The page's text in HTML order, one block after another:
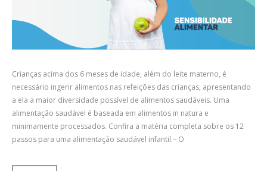
Crianças acima dos 6 meses de idade, além do leite materno, é
necessário ingerir alimentos nas refeições das crianças, apresentando
a ela a maior diversidade possível de alimentos saudáveis. Uma
alimentação saudável é baseada em alimentos in natura e
minimamente processados. Confira a matéria completa sobre os 12
passos para uma alimentação saudável infantil.– O